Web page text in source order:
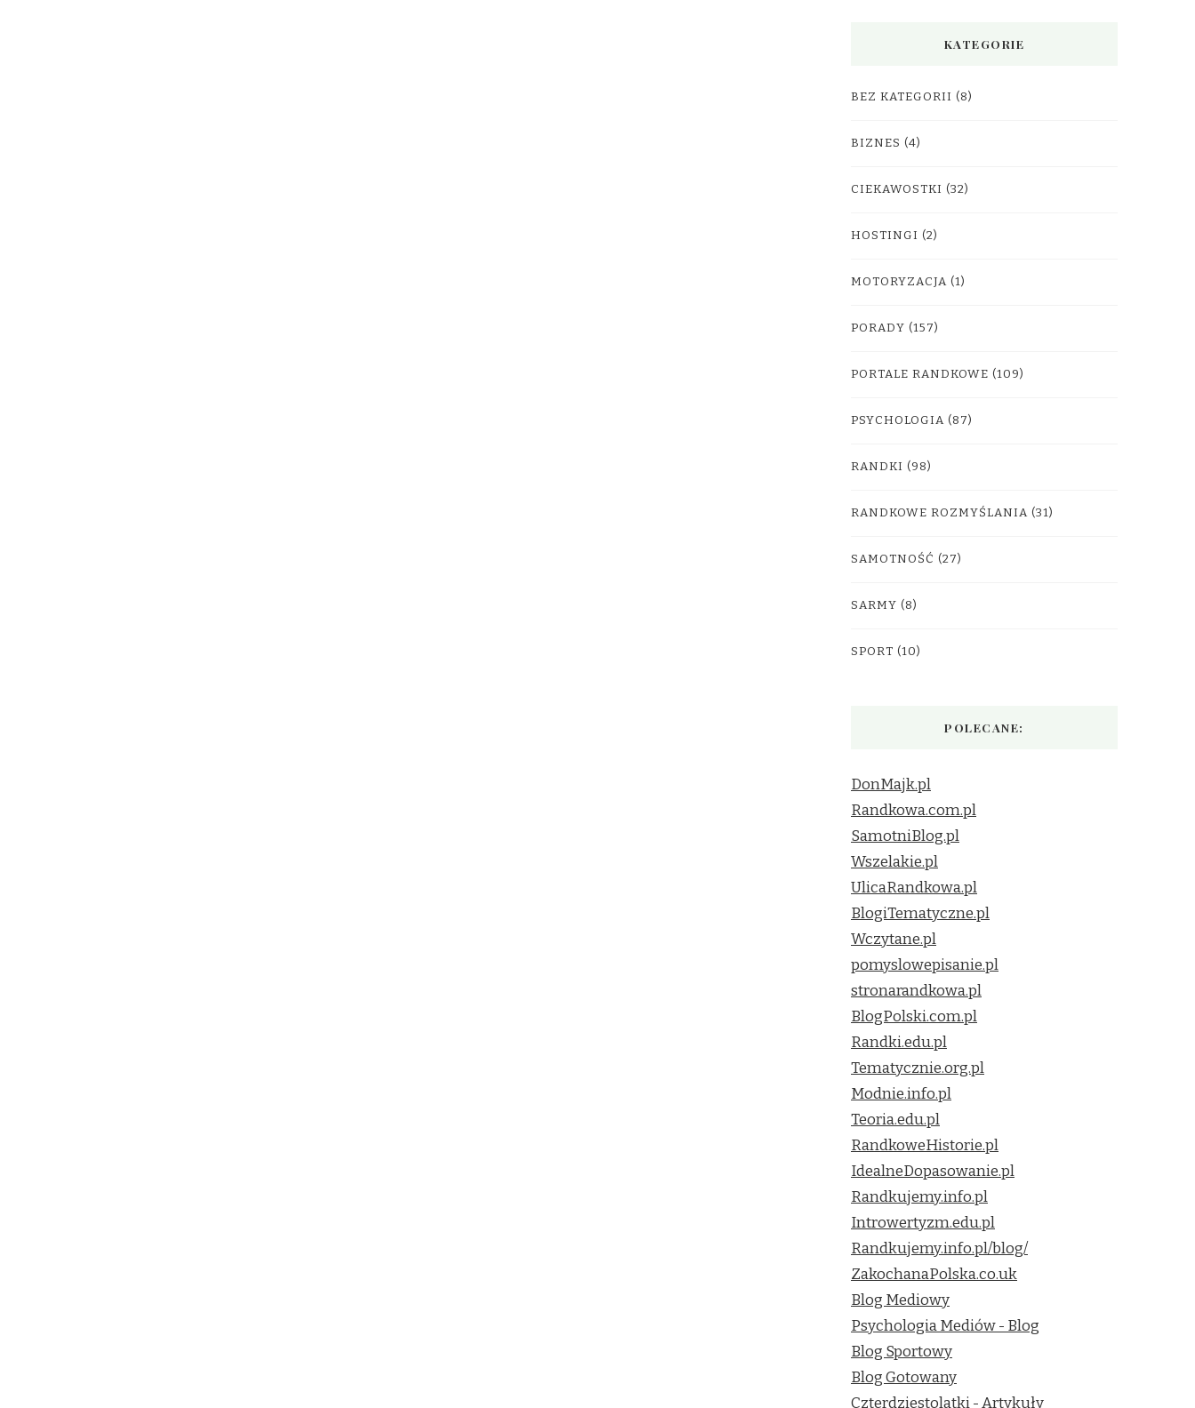
KATEGORIE
BEZ KATEGORII (8)
BIZNES (4)
CIEKAWOSTKI (32)
HOSTINGI (2)
MOTORYZACJA (1)
PORADY (157)
PORTALE RANDKOWE (109)
PSYCHOLOGIA (87)
RANDKI (98)
RANDKOWE ROZMYŚLANIA (31)
SAMOTNOŚĆ (27)
SARMY (8)
SPORT (10)
POLECANE:
DonMajk.pl
Randkowa.com.pl
SamotniBlog.pl
Wszelakie.pl
UlicaRandkowa.pl
BlogiTematyczne.pl
Wczytane.pl
pomyslowepisanie.pl
stronarandkowa.pl
BlogPolski.com.pl
Randki.edu.pl
Tematycznie.org.pl
Modnie.info.pl
Teoria.edu.pl
RandkoweHistorie.pl
IdealneDopasowanie.pl
Randkujemy.info.pl
Introwertyzm.edu.pl
Randkujemy.info.pl/blog/
ZakochanaPolska.co.uk
Blog Mediowy
Psychologia Mediów - Blog
Blog Sportowy
Blog Gotowany
Czterdziestolatki - Artykuły